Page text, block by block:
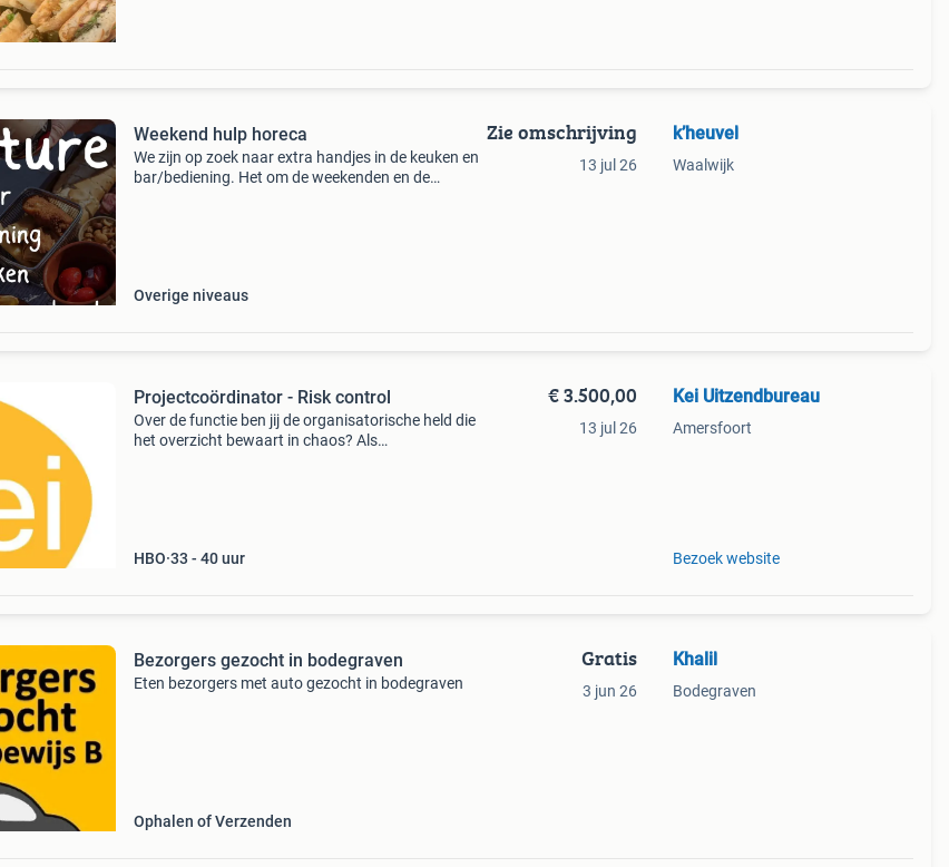
Weekend hulp horeca
We zijn op zoek naar extra handjes in de keuken en
bar/bediening. Het om de weekenden en de
Overige niveaus
Zie omschrijving
13 jul 26
k’heuvel
Waalwijk
Projectcoördinator - Risk control
Over de functie ben jij de organisatorische held die
het overzicht bewaart in chaos? Als
HBO 33 - 40 uur
€ 3.500,00
13 jul 26
Kei Uitzendbureau
Amersfoort
Bezoek website
Bezorgers gezocht in bodegraven
Eten bezorgers met auto gezocht in bodegraven
Ophalen of Verzenden
Gratis
3 jun 26
Khalil
Bodegraven